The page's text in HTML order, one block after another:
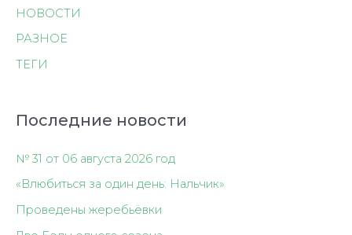
НОВОСТИ
РАЗНОЕ
ТЕГИ
Последние новости
№ 31 от 06 августа 2026 год
«Влюбиться за один день: Нальчик»
Проведены жеребьёвки